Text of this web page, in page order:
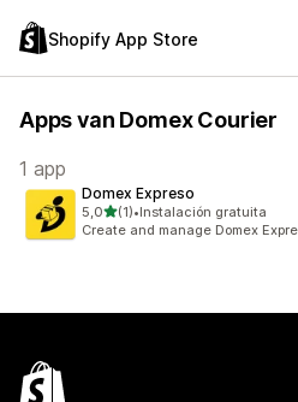
Shopify App Store
Apps van Domex Courier
1 app
Domex Expreso
5,0van 5 sterren
(1)
1 recensies in totaal
•Instalación gratuita
Create and manage Domex